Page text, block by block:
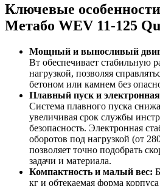
Ключевые
Метабо WEV 11-125
Мощный и выносливый
Вт обеспечивает стабильную
нагрузкой, позволяя
бетоном или камнем без
Плавный пуск и
Система плавного пуска
увеличивая срок службы
безопасность. Электронная
оборотов под нагрузкой (от
позволяет точно подобрать
задачи и материала.
Компактность и малый вес:
кг и обтекаемая форма